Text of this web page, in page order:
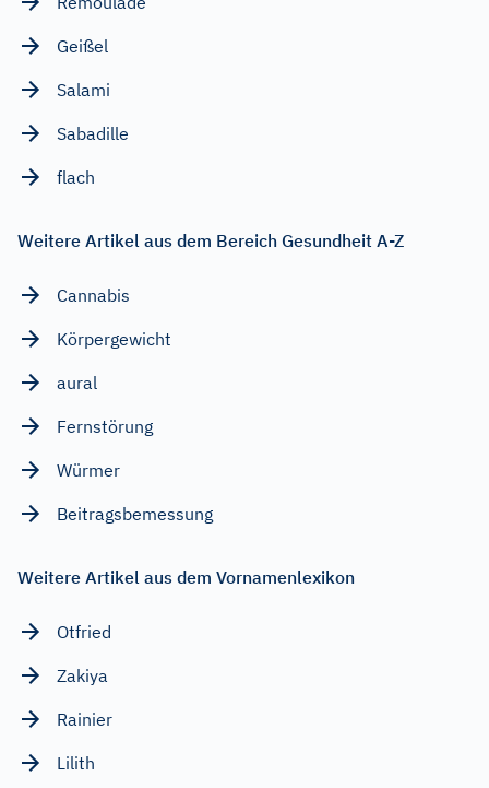
Geißel
Salami
Sabadille
flach
Weitere Artikel aus dem Bereich Gesundheit A-Z
Cannabis
Körpergewicht
aural
Fernstörung
Würmer
Beitragsbemessung
Weitere Artikel aus dem Vornamenlexikon
Otfried
Zakiya
Rainier
Lilith